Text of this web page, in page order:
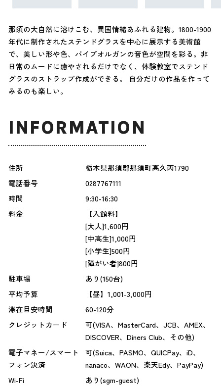
那須の大自然に溶けこむ、異国情緒あふれる建物。1800-1900
年代に制作されたステンドグラスを中心に展示する美術館
で、美しい形や色、パイプオルガンの音色が空間を彩る。非
日常のムードに癒やされるだけでなく、体験教室でステンド
グラスのストラップ作成ができる。 自分だけの作品を作って
みるのも楽しい。
INFORMATION
住所
栃木県那須郡那須町高久丙1790
電話番号
0287767111
時間
9:30-16:30
料金
【入館料】
[大人]1,600円
[中高生]1,000円
[小学生]500円
[障がい者]800円
駐車場
あり(150台)
平均予算
【昼】1,001-3,000円
滞在目安時間
60-120分
クレジットカード
可(VISA、MasterCard、JCB、AMEX、
DISCOVER、Diners Club、その他)
電子マネー/スマート
フォン決済
可(Suica、PASMO、QUICPay、iD、
nanaco、WAON、楽天Edy、PayPay)
Wi-Fi
あり(sgm-guest)